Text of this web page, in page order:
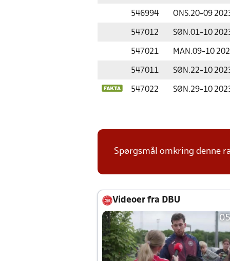
546994 ONS.20-09
547012 SØN.01-10
547021 MAN.09-10
547011 SØN.22-10
547022 SØN.29-10
Spørgsmål omkring denne
Videoer fra DBU